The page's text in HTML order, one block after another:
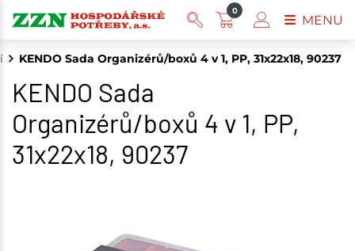
KENDO Sada Organizérů/boxů 4 v 1, PP, 31x22x18, 90237
KENDO Sada
Organizérů/boxů 4 v 1, PP,
31x22x18, 90237
0
MENU